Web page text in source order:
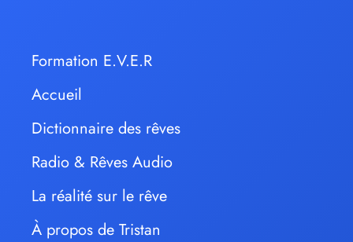
Formation E.V.E.R
Accueil
Dictionnaire des rêves
Radio & Rêves Audio
La réalité sur le rêve
À propos de Tristan